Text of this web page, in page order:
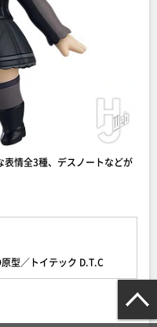
情全3種、デスノートなどが
型／トイテック D.T.C